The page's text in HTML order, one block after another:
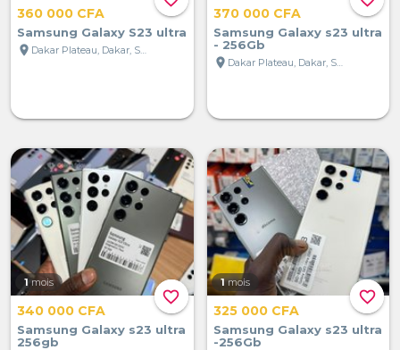
360 000 CFA
Samsung Galaxy S23 ultra
location_on
Dakar Plateau, Dakar, Sénégal
370 000 CFA
Samsung Galaxy s23 ultra
- 256Gb
location_on
Dakar Plateau, Dakar, Sénégal
favorite_border
1 mois
340 000 CFA
Samsung Galaxy s23 ultra
256gb
favorite_border
1 mois
325 000 CFA
Samsung Galaxy s23 ultra
-256Gb